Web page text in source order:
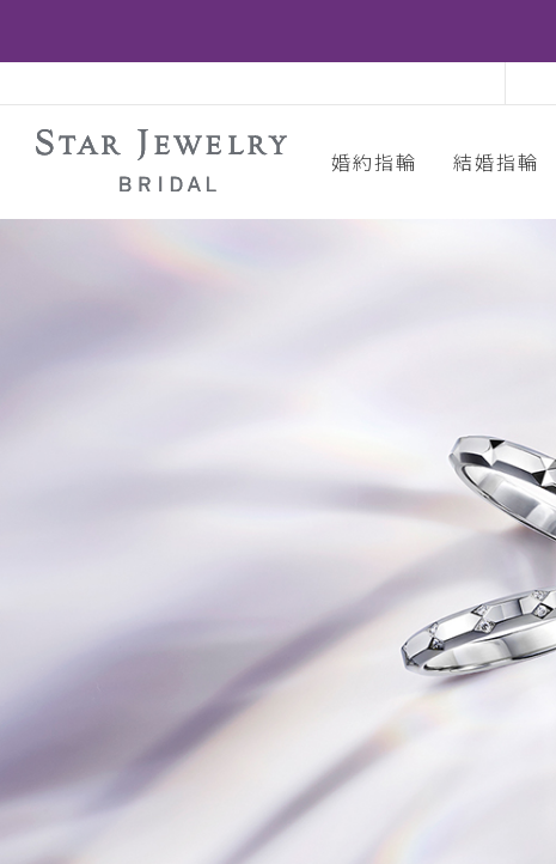
婚約指輪 結婚指輪